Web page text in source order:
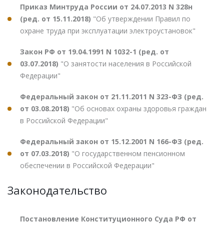
Приказ Минтруда России от 24.07.2013 N 328н
(ред. от 15.11.2018) "Об утверждении Правил по
охране труда при эксплуатации электроустановок"
Закон РФ от 19.04.1991 N 1032-1 (ред. от
03.07.2018) "О занятости населения в Российской
Федерации"
Федеральный закон от 21.11.2011 N 323-ФЗ (ред.
от 03.08.2018) "Об основах охраны здоровья граждан
в Российской Федерации"
Федеральный закон от 15.12.2001 N 166-ФЗ (ред.
от 07.03.2018) "О государственном пенсионном
обеспечении в Российской Федерации"
Законодательство
Постановление Конституционного Суда РФ от